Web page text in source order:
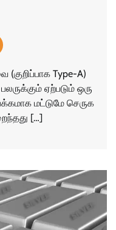
(குறிப்பாக Type-A)
ஏற்படும் ஒரு
மட்டுமே செருக
[…]